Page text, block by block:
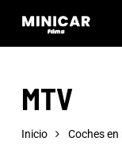
Skip
contentMTV
Inicio Coches